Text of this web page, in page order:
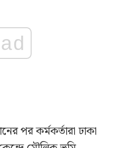
ad
পর কর্মকর্তারা ঢাকা